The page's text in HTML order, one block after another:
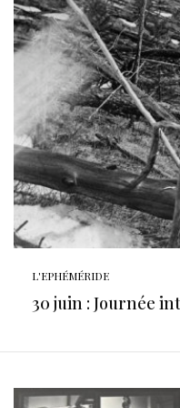
L'EPHÉMÉRIDE
30 juin : Journée